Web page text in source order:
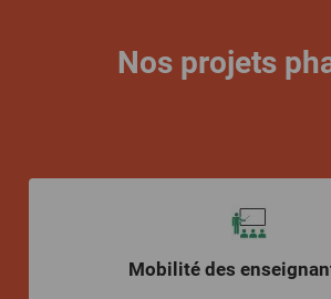
Nos projets
Mobilité des